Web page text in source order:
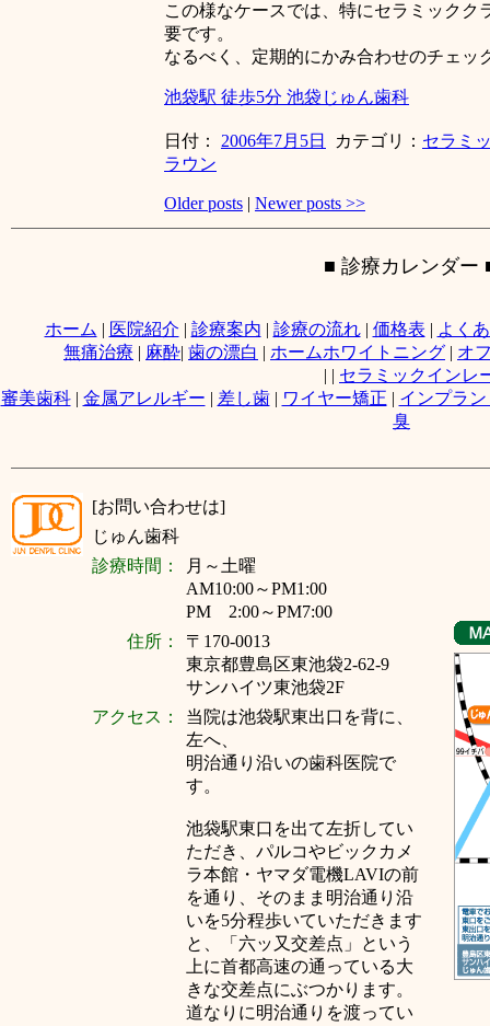
この様なケースでは、特にセラミック
要です。
なるべく、定期的にかみ合わせのチェ
池袋駅 徒歩5分 池袋じゅん歯科
日付： 2006年7月5日 カテゴリ： セラミ
ラウン
Older posts | Newer posts >>
■ 診療カレンダー
ホーム | 医院紹介 | 診療案内 | 診療の流れ| 価格表 | よく
無痛治療 | 麻酔| 歯の漂白 | ホームホワイトニング | オ
| | セラミックインレ
審美歯科| 金属アレルギー | 差し歯| ワイヤー矯正 | インプラ
臭
[お問い合わせは]
じゅん歯科
診療時間：
月～ 土曜
AM10:00～PM1:00
PM 2:00～PM7:00
住所：
〒170-0013
東京都豊島区東池袋2-62-9
サンハイツ東池袋2F
アクセス：
当院は池袋駅東出口を背に、
左へ、
明治通り沿いの歯科医院で
す。
池袋駅東口を出て左折してい
ただき、パルコやビックカメ
ラ本館・ヤマダ電機LAVIの前
を通り、そのまま明治通り沿
いを5分程歩いていただきます
と、「六ッ又交差点」という
上に首都高速の通っている大
きな交差点にぶつかります。
道なりに明治通りを渡ってい